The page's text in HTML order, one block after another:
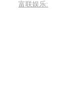
富联娱乐: